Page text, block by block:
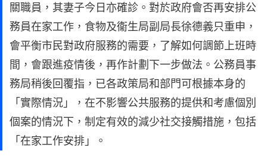
關職員，其妻子今日亦確診。對於政府會否再安排公
務員在家工作，食物及衞生局副局長徐德義只重申，
會平衡市民對政府服務的需要，了解如何調節上班時
間，會跟進疫情後，再作計劃下一步做法。公務員事
務局稍後回覆指，已各政策局和部門可根據本身的
「實際情況」，在不影響公共服務的提供和考慮個別
個案的情況下，制定有效的減少社交接觸措施，包括
「在家工作安排」。